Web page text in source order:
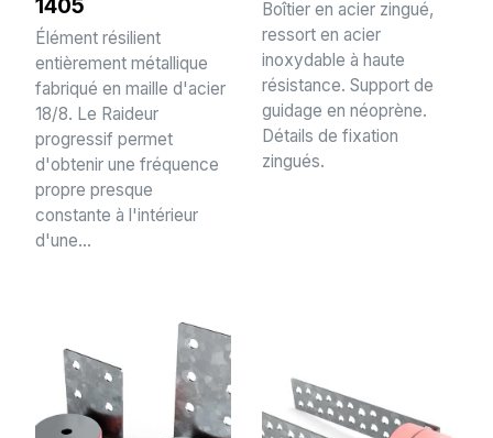
1405
Élément résilient
entièrement métallique
fabriqué en maille d'acier
18/8. Le Raideur
progressif permet
d'obtenir une fréquence
propre presque
constante à l'intérieur
d'une...
Boîtier en acier zingué,
ressort en acier
inoxydable à haute
résistance. Support de
guidage en néoprène.
Détails de fixation
zingués.